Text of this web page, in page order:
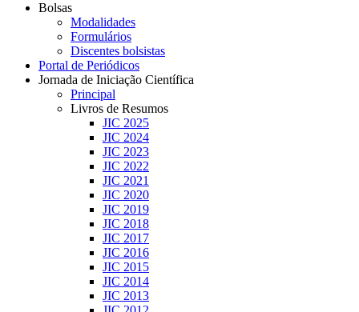
Bolsas
Modalidades
Formulários
Discentes bolsistas
Portal de Periódicos
Jornada de Iniciação Científica
Principal
Livros de Resumos
JIC 2025
JIC 2024
JIC 2023
JIC 2022
JIC 2021
JIC 2020
JIC 2019
JIC 2018
JIC 2017
JIC 2016
JIC 2015
JIC 2014
JIC 2013